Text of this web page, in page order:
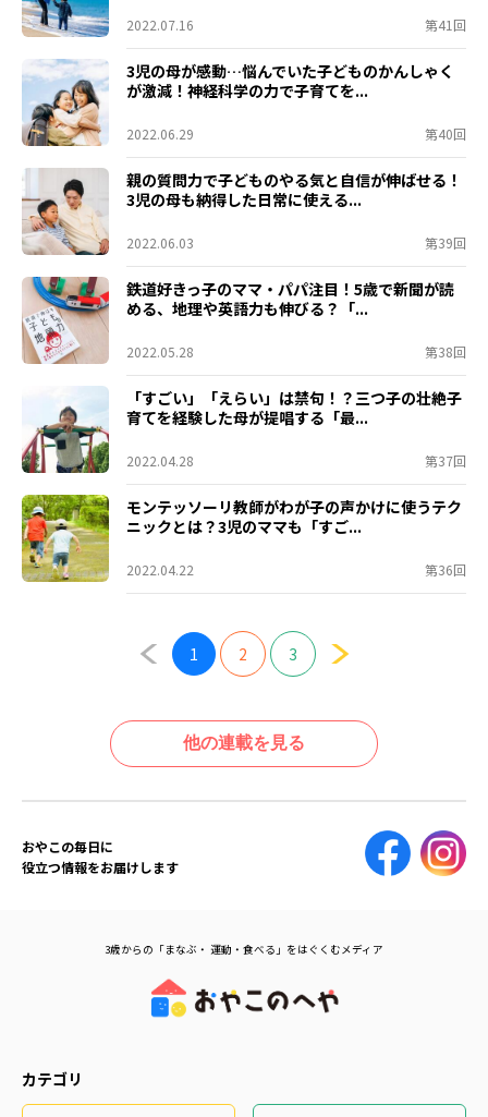
2022.07.16 第41回
3児の母が感動…悩んでいた子どものかんしゃく
が激減！神経科学の力で子育てを...
2022.06.29 第40回
親の質問力で子どものやる気と自信が伸ばせる！
3児の母も納得した日常に使える...
2022.06.03 第39回
鉄道好きっ子のママ・パパ注目！5歳で新聞が読
める、地理や英語力も伸びる？「...
2022.05.28 第38回
「すごい」「えらい」は禁句！？三つ子の壮絶子
育てを経験した母が提唱する「最...
2022.04.28 第37回
モンテッソーリ教師がわが子の声かけに使うテク
ニックとは？3児のママも「すご...
2022.04.22 第36回
1 2 3
他の連載を見る
おやこの毎日に
役立つ情報をお届けします
3歳からの「まなぶ・ 運動・食べる」をはぐくむメディア
カテゴリ